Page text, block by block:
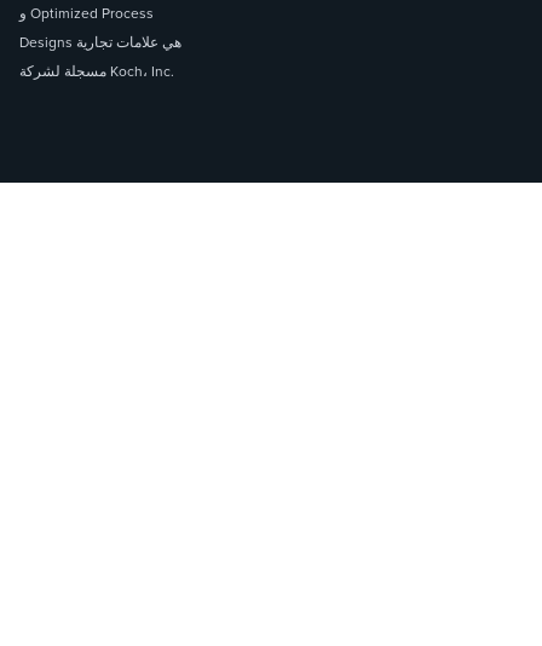
و Optimized Process
Designs هي علامات تجارية
مسجلة لشركة Koch، Inc.